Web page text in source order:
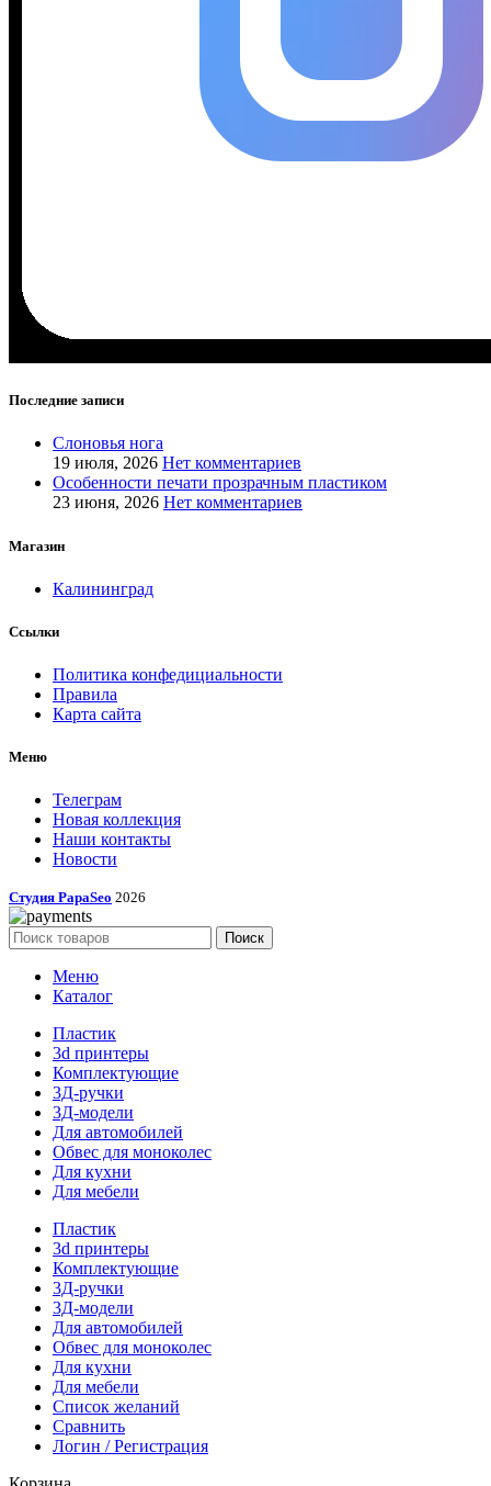
Последние записи
Слоновья нога
19 июля, 2026 Нет комментариев
Особенности печати прозрачным пластиком
23 июня, 2026 Нет комментариев
Магазин
Калининград
Ссылки
Политика конфедициальности
Правила
Карта сайта
Меню
Телеграм
Новая коллекция
Наши контакты
Новости
Студия PapaSeo 2026
Поиск
Меню
Каталог
Пластик
3d принтеры
Комплектующие
3Д-ручки
3Д-модели
Для автомобилей
Обвес для моноколес
Для кухни
Для мебели
Пластик
3d принтеры
Комплектующие
3Д-ручки
3Д-модели
Для автомобилей
Обвес для моноколес
Для кухни
Для мебели
Список желаний
Сравнить
Логин / Регистрация